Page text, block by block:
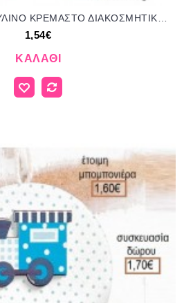
ΤΡΕΝΟ ΓΑΛΑΖΙΟ ΞΥΛΙΝΟ ΚΡΕΜΑΣΤΟ ΔΙΑΚΟΣΜΗΤΙΚΟ για μπομπονιέρες - γούρια ΠΑΡ-18144/41094 1.54€!!!
1,54€
ΚΑΛΆΘΙ